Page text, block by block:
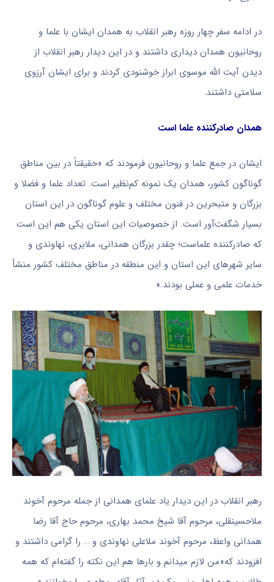
در ادامه سفر چهار روزه رهبر انقلاب به همدان ایشان با علما و
روحانیون همدان دیداری داشتند و در این دیدار رهبر انقلاب از
دیدن آیت الله موسوی ابراز خوشنودی کردند و برای ایشان آرزوی
سلامتی داشتند.
همدان صادرکننده‌ علما است
ایشان در جمع علما و روحانیون فرمودند که «حقیقتاً در بین مناطق
گوناگون کشور، همدان یک نمونه‌ کم‌نظیر است. تعداد علما و فضلا و
بزرگان و متبحرین در فنون مختلف و علوم گوناگون در این استان
بسیار شگفت‌آور است. از خصوصیات این استان یکی هم این است
که صادرکننده‌ علماست؛ چقدر بزرگان همدانی، ملایری، نهاوندی و
سایر شهرهای این استان و این منطقه در مناطق مختلف کشور منشأ
خدمات علمی و عملی بودند.»
رهبر انقلاب در این دیدار یاد علمای همدانی از جمله مرحوم آخوند
ملاحسینقلی، مرحوم آقا شیخ محمد بهاری، مرحوم حاج آقا رضا
همدانی واعظ، مرحوم آخوند ملاعلی نهاوندی و … را گرامی داشتند و
افزودند که«من لازم میدانم و بارها هم این نکته را گفته‌ام که همه‌